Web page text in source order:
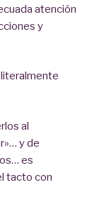
atención
y
al
y de
es
tacto con